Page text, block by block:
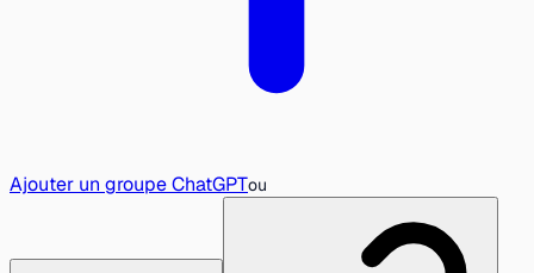
Ajouter un groupe ChatGPTou